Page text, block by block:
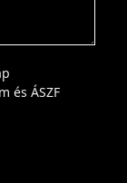
és ÁSZF